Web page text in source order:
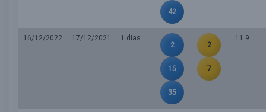
42
16/12/2022 17/12/2021
1 dias
2
15
35
2
7
11.9